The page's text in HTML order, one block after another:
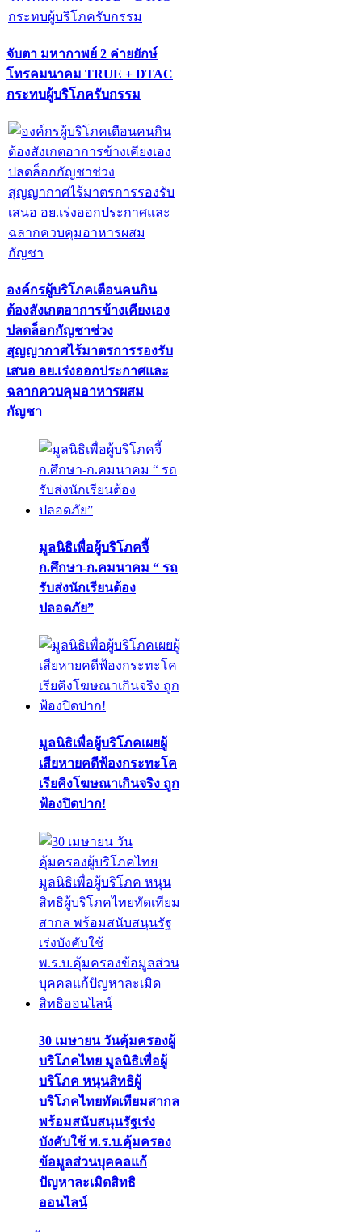
จับตา มหากาพย์ 2 ค่ายยักษ์
โทรคมนาคม TRUE + DTAC
กระทบผู้บริโภครับกรรม
องค์กรผู้บริโภคเตือนคนกิน
ต้องสังเกตอาการข้างเคียงเอง
ปลดล็อกกัญชาช่วง
สุญญากาศไร้มาตรการรองรับ
เสนอ อย.เร่งออกประกาศและ
ฉลากควบคุมอาหารผสม
กัญชา
มูลนิธิเพื่อผู้บริโภคจี้
ก.ศึกษา-ก.คมนาคม “ รถ
รับส่งนักเรียนต้อง
ปลอดภัย”
มูลนิธิเพื่อผู้บริโภคเผยผู้
เสียหายคดีฟ้องกระทะโค
เรียคิงโฆษณาเกินจริง ถูก
ฟ้องปิดปาก!
30 เมษายน วันคุ้มครองผู้
บริโภคไทย มูลนิธิเพื่อผู้
บริโภค หนุนสิทธิผู้
บริโภคไทยทัดเทียมสากล
พร้อมสนับสนุนรัฐเร่ง
บังคับใช้ พ.ร.บ.คุ้มครอง
ข้อมูลส่วนบุคคลแก้
ปัญหาละเมิดสิทธิ
ออนไลน์